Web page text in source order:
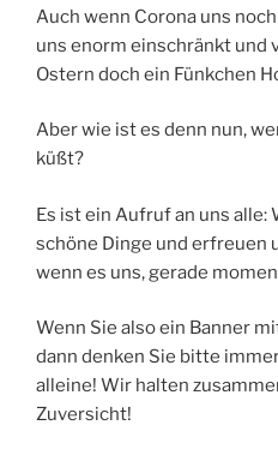
Auch wenn Corona uns
uns enorm einschränkt und
Ostern doch ein Fünkchen
Aber wie ist es denn nun,
küßt?
Es ist ein Aufruf an uns alle:
schöne Dinge und erfreuen
wenn es uns, gerade
Wenn Sie also ein Banner
dann denken Sie bitte
alleine! Wir halten
Zuversicht!